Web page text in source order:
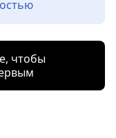
чтобы